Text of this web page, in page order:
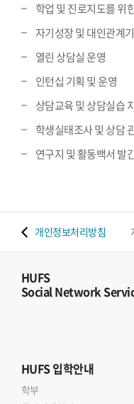
학업 및 진로지도를 위
자기성장 및 대인관계
열린 상담실 운영
인턴십 기획 및 운영
상담교육 및 상담실습
학생실태조사 및 상담
연구지 및 활동백서 발
개인정보처리방침
HUFS
Social Network
HUFS입학안내
학부